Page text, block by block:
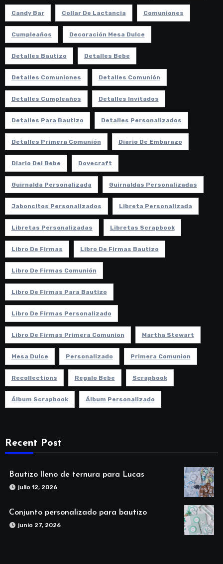
Candy Bar Collar De Lactancia Comuniones
Cumpleaños Decoración Mesa Dulce
Detalles Bautizo Detalles Bebe
Detalles Comuniones Detalles Comunión
Detalles Cumpleaños Detalles Invitados
Detalles Para Bautizo Detalles Personalizados
Detalles Primera Comunión Diario De Embarazo
Diario Del Bebe Dovecraft
Guirnalda Personalizada Guirnaldas Personalizadas
Jaboncitos Personalizados Libreta Personalizada
Libretas Personalizadas Libretas Scrapbook
Libro De Firmas Libro De Firmas Bautizo
Libro De Firmas Comunión
Libro De Firmas Para Bautizo
Libro De Firmas Personalizado
Libro De Firmas Primera Comunion Martha Stewart
Mesa Dulce Personalizado Primera Comunion
Recollections Regalo Bebe Scrapbook
Álbum Scrapbook Álbum Personalizado
Recent Post
Bautizo lleno de ternura para Lucas
julio 12, 2026
Conjunto personalizado para bautizo
junio 27, 2026